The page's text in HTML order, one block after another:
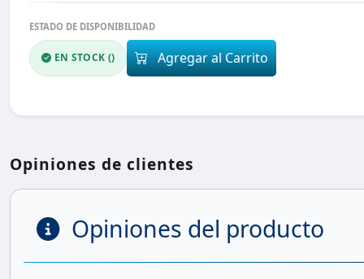
ESTADO DE DISPONIBILIDAD
EN STOCK () Agregar al Carrito
Opiniones de clientes
Opiniones del producto